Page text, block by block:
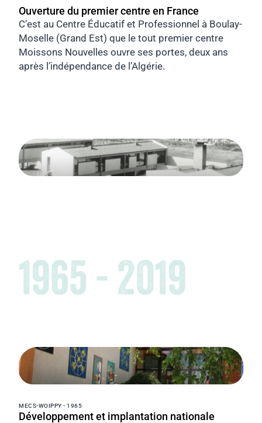
Ouverture du premier centre en France
C’est au Centre Éducatif et Professionnel à Boulay-
Moselle (Grand Est) que le tout premier centre
Moissons Nouvelles ouvre ses portes, deux ans
après l’indépendance de l’Algérie.
1965 - 2019
MECS-WOIPPY - 1965
Développement et implantation nationale